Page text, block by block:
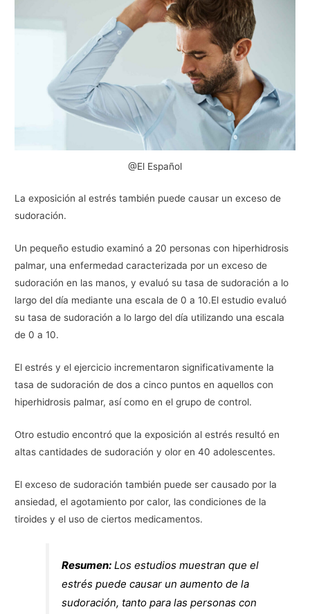
@El Español
La exposición al estrés también puede causar un exceso de
sudoración.
Un pequeño estudio examinó a 20 personas con hiperhidrosis
palmar, una enfermedad caracterizada por un exceso de
sudoración en las manos, y evaluó su tasa de sudoración a lo
largo del día mediante una escala de 0 a 10.El estudio evaluó
su tasa de sudoración a lo largo del día utilizando una escala
de 0 a 10.
El estrés y el ejercicio incrementaron significativamente la
tasa de sudoración de dos a cinco puntos en aquellos con
hiperhidrosis palmar, así como en el grupo de control.
Otro estudio encontró que la exposición al estrés resultó en
altas cantidades de sudoración y olor en 40 adolescentes.
El exceso de sudoración también puede ser causado por la
ansiedad, el agotamiento por calor, las condiciones de la
tiroides y el uso de ciertos medicamentos.
Resumen: Los estudios muestran que el
estrés puede causar un aumento de la
sudoración, tanto para las personas con